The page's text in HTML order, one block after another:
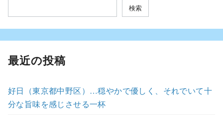
検索
最近の投稿
好日（東京都中野区）…穏やかで優しく、それでいて十
分な旨味を感じさせる一杯